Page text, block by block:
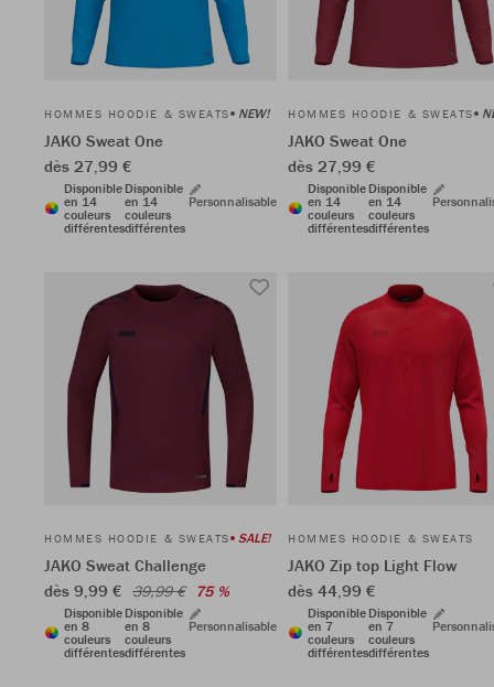
HOMMES HOODIE & SWEATS NEW!
JAKO Sweat One
dès 27,99 €
Disponible
en 14
couleurs
différentes
Disponible
en 14
couleurs
différentes
Personnalisable
HOMMES HOODIE & SWEATS
JAKO Sweat One
dès 27,99 €
Disponible
en 14
couleurs
différentes
Disponible
en 14
couleurs
différentes
HOMMES HOODIE & SWEATS SALE!
JAKO Sweat Challenge
dès 9,99 € 39,99 € 75 %
Disponible
en 8
couleurs
différentes
Disponible
en 8
couleurs
différentes
Personnalisable
HOMMES HOODIE & SWEATS
JAKO Zip top Light Flow
dès 44,99 €
Disponible
en 7
couleurs
différentes
Disponible
en 7
couleurs
différentes